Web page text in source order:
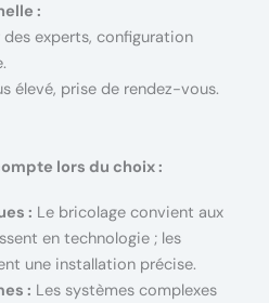
:
experts, configuration
élevé, prise de rendez-vous.
lors du choix :
: Le bricolage convient aux
en technologie ; les
une installation précise.
: Les systèmes complexes